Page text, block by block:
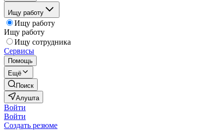
Ищу работу
Ищу работу
Ищу работу
Ищу сотрудника
Сервисы
Помощь
Ещё
Поиск
Алушта
Войти
Войти
Создать резюме